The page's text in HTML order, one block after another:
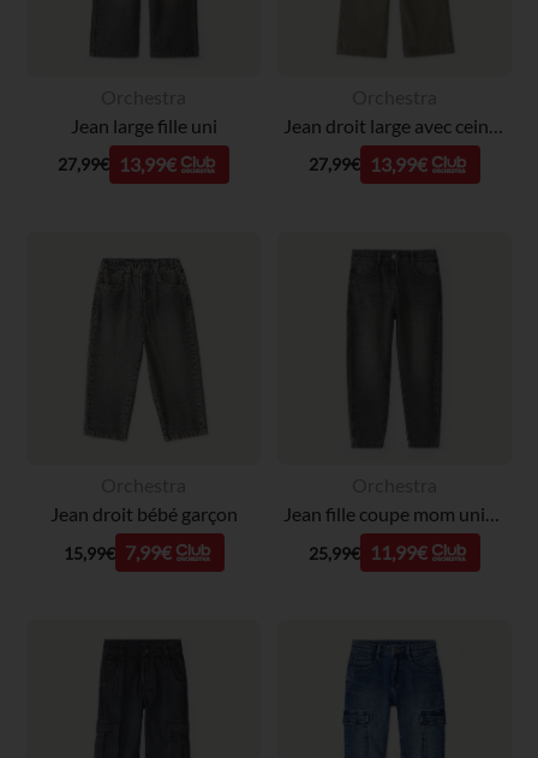
Jean large fille uni
27,99€ 13,99€ 27,99€ 13,99€
Jean droit bébé garçon
15,99€ 7,99€
Jean fille coupe mom unie effet délavé
25,99€ 11,99€